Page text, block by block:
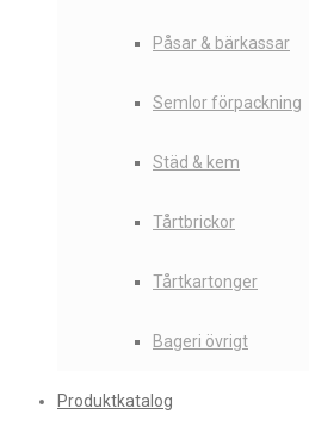
Påsar & bärkassar
Semlor förpackning
Städ & kem
Tårtbrickor
Tårtkartonger
Bageri övrigt
Produktkatalog